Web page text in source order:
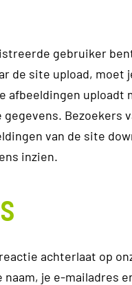
gebruiker
de site upload, moet
afbeeldingen uploadt
gegevens. Bezoekers
van de site
inzien.
achterlaat op
naam, je e-mailadres